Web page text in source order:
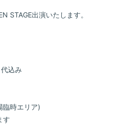
STAGE出演いたします。
込み
臨時エリア)
す